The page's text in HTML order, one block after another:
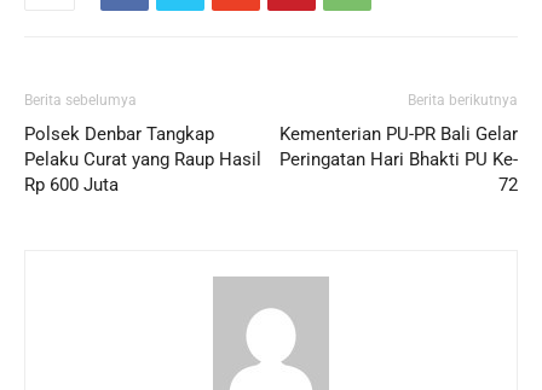
Berita sebelumya
Polsek Denbar Tangkap
Pelaku Curat yang Raup Hasil
Rp 600 Juta
Berita berikutnya
Kementerian PU-PR Bali Gelar
Peringatan Hari Bhakti PU Ke-
72